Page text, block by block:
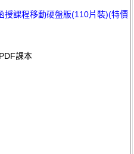
授課程移動硬盤版(110片裝)(特價
課本